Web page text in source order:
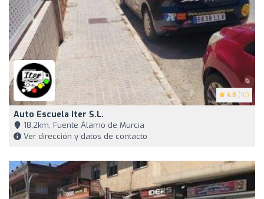
4.8 (10)
Auto Escuela Iter S.L.
18,2km, Fuente Álamo de Murcia
Ver dirección y datos de contacto